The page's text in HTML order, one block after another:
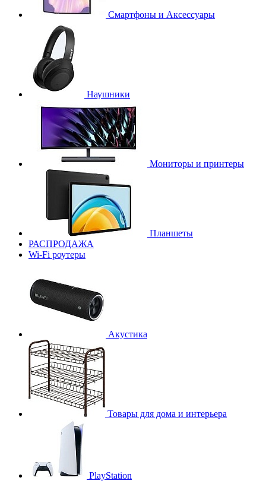
Смартфоны и Аксессуары
Наушники
Мониторы и принтеры
Планшеты
РАСПРОДАЖА
Wi-Fi роутеры
Акустика
Товары для дома и интерьера
PlayStation